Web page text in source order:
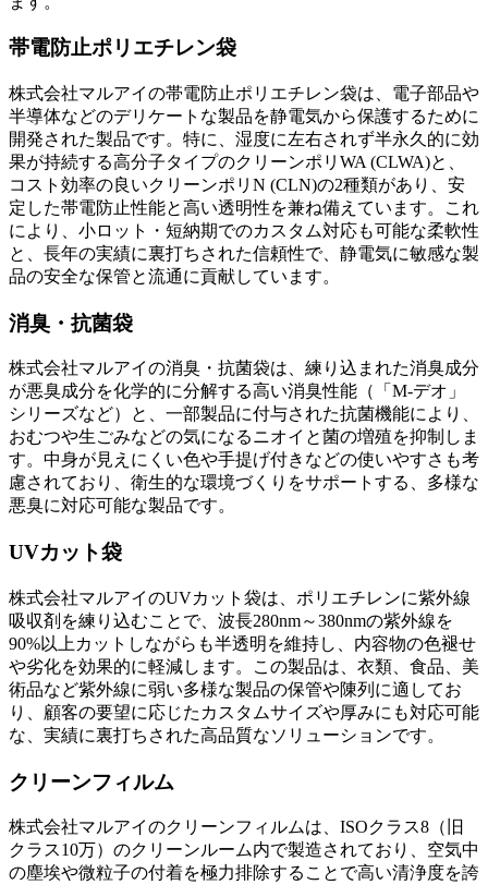
帯電防止ポリエチレン袋
株式会社マルアイの帯電防止ポリエチレン袋は、電子部品や
半導体などのデリケートな製品を静電気から保護するために
開発された製品です。特に、湿度に左右されず半永久的に効
果が持続する高分子タイプのクリーンポリWA (CLWA)と、
コスト効率の良いクリーンポリN (CLN)の2種類があり、安
定した帯電防止性能と高い透明性を兼ね備えています。これ
により、小ロット・短納期でのカスタム対応も可能な柔軟性
と、長年の実績に裏打ちされた信頼性で、静電気に敏感な製
品の安全な保管と流通に貢献しています。
消臭・抗菌袋
株式会社マルアイの消臭・抗菌袋は、練り込まれた消臭成分
が悪臭成分を化学的に分解する高い消臭性能（「M-デオ」
シリーズなど）と、一部製品に付与された抗菌機能により、
おむつや生ごみなどの気になるニオイと菌の増殖を抑制しま
す。中身が見えにくい色や手提げ付きなどの使いやすさも考
慮されており、衛生的な環境づくりをサポートする、多様な
悪臭に対応可能な製品です。
UVカット袋
株式会社マルアイのUVカット袋は、ポリエチレンに紫外線
吸収剤を練り込むことで、波長280nm～380nmの紫外線を
90%以上カットしながらも半透明を維持し、内容物の色褪せ
や劣化を効果的に軽減します。この製品は、衣類、食品、美
術品など紫外線に弱い多様な製品の保管や陳列に適してお
り、顧客の要望に応じたカスタムサイズや厚みにも対応可能
な、実績に裏打ちされた高品質なソリューションです。
クリーンフィルム
株式会社マルアイのクリーンフィルムは、ISOクラス8（旧
クラス10万）のクリーンルーム内で製造されており、空気中
の塵埃や微粒子の付着を極力排除することで高い清浄度を誇